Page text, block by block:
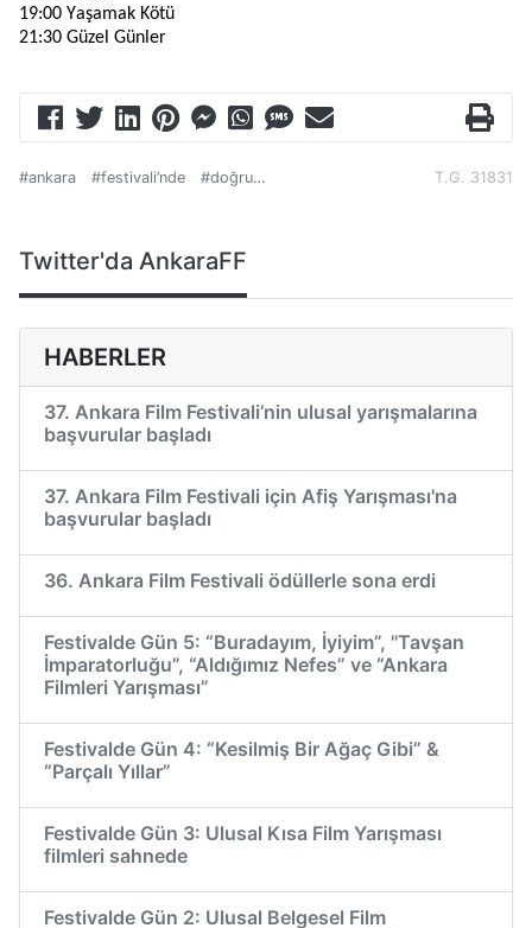
19:00 Yaşamak Kötü
21:30 Güzel Günler
T.G. 31831
#ankara #festivali’nde #doğru…
Twitter'da AnkaraFF
HABERLER
37. Ankara Film Festivali’nin ulusal yarışmalarına
başvurular başladı
37. Ankara Film Festivali için Afiş Yarışması'na
başvurular başladı
36. Ankara Film Festivali ödüllerle sona erdi
Festivalde Gün 5: “Buradayım, İyiyim”, "Tavşan
İmparatorluğu”, “Aldığımız Nefes” ve “Ankara
Filmleri Yarışması”
Festivalde Gün 4: “Kesilmiş Bir Ağaç Gibi” &
“Parçalı Yıllar”
Festivalde Gün 3: Ulusal Kısa Film Yarışması
filmleri sahnede
Festivalde Gün 2: Ulusal Belgesel Film